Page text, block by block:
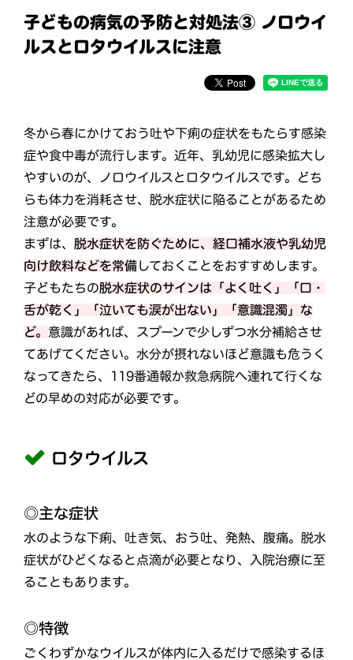
子どもの病気の予防と対処法③ ノロウイ
ルスとロタウイルスに注意
冬から春にかけておう吐や下痢の症状をもたらす感染
症や食中毒が流行します。近年、乳幼児に感染拡大し
やすいのが、ノロウイルスとロタウイルスです。どち
らも体力を消耗させ、脱水症状に陥ることがあるため
注意が必要です。
まずは、 脱水症状を防ぐために、経口補水液や乳幼児
向け飲料などを常備しておくことをおすすめします。
子どもたちの脱水症状のサインは「よく吐く」「口・
舌が乾く」「泣いても涙が出ない」「意識混濁」な
ど。 意識があれば、スプーンで少しずつ水分補給させ
てあげてください。水分が摂れないほど意識も危うく
なってきたら、119番通報か救急病院へ連れて行くな
どの早めの対応が必要です。
ロタウイルス
◎主な症状
水のような下痢、吐き気、おう吐、発熱、腹痛。脱水
症状がひどくなると点滴が必要となり、入院治療に至
ることもあります。
◎特徴
ごくわずかなウイルスが体内に入るだけで感染するほ